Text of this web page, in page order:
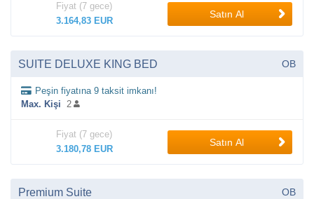
Fiyat (7 gece)
3.164,83 EUR
Satın Al
SUITE DELUXE KING BED OB
Peşin fiyatına 9 taksit imkanı!
Max. Kişi 2
Fiyat (7 gece)
3.180,78 EUR
Satın Al
Premium Suite OB